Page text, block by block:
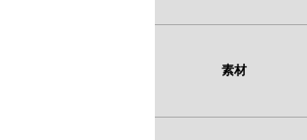
素材